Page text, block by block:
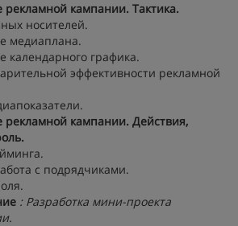
кампании. Тактика.
носителей.
медиаплана.
календарного графика.
эффективности рекламной
кампании. Действия,
с подрядчиками.
: Разработка мини-проекта